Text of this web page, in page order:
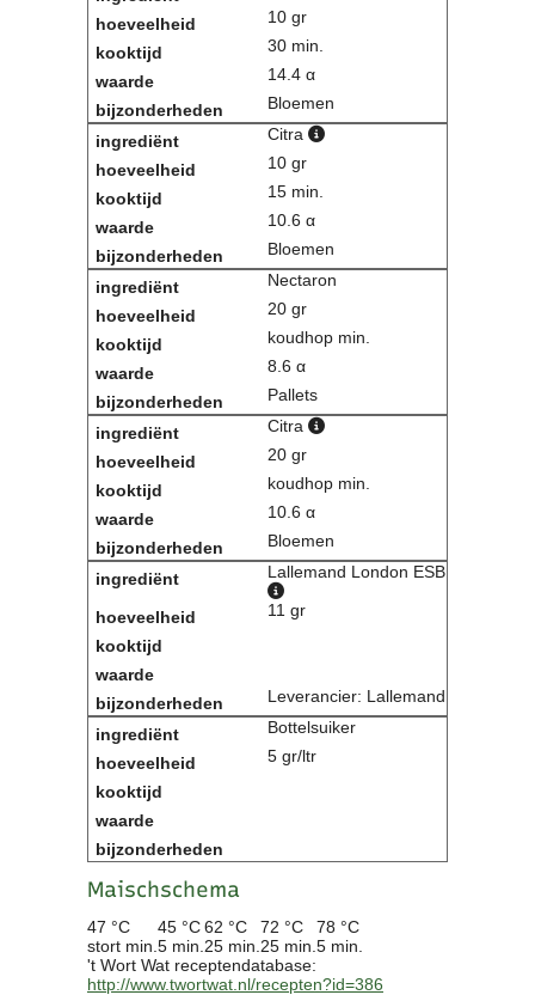
10 gr
30 min.
14.4 α
Bloemen
Citra
10 gr
15 min.
10.6 α
Bloemen
Nectaron
20 gr
koudhop min.
8.6 α
Pallets
Citra
20 gr
koudhop min.
10.6 α
Bloemen
Lallemand London ESB
11 gr
Leverancier: Lallemand
Bottelsuiker
5 gr/ltr
Maischschema
47 °C 45 °C62 °C 72 °C
78 °C
stort min. 5 min. 25 min. 25 min. 5 min.
't Wort Wat receptendatabase:
http://www.twortwat.nl/recepten?id=386